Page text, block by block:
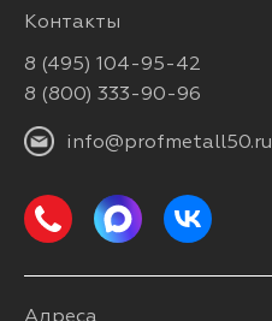
Контакты
8 (495) 104-95-42
8 (800) 333-90-96
info@profmetall50.ru
Адреса